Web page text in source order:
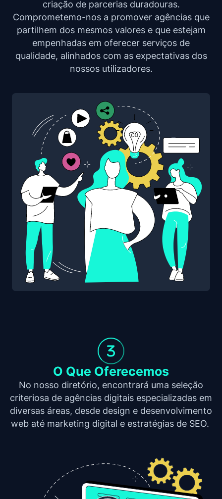
criação de parcerias duradouras.
Comprometemo-nos a promover agências que
partilhem dos mesmos valores e que estejam
empenhadas em oferecer serviços de
qualidade, alinhados com as expectativas dos
nossos utilizadores.
O Que Oferecemos
No nosso diretório, encontrará uma seleção
criteriosa de agências digitais especializadas em
diversas áreas, desde design e desenvolvimento
web até marketing digital e estratégias de SEO.